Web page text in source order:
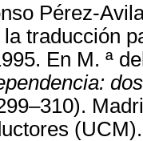
Pérez-
traducción
En M. ª
(UCM).